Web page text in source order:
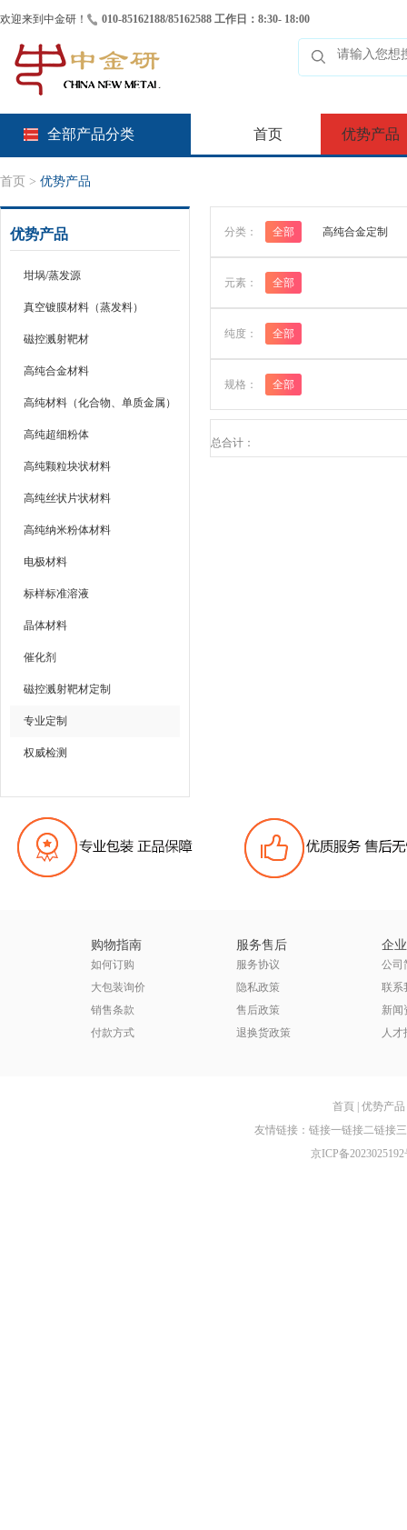
欢迎来到中金研！ 010-85162188/85162588 工作日：8:30- 18:00
全部产品分类 首页 优势产品
首页 > 优势产品
优势产品
坩埚/蒸发源
真空镀膜材料（蒸发料）
磁控溅射靶材
高纯合金材料
高纯材料（化合物、单质金属）
高纯超细粉体
高纯颗粒块状材料
高纯丝状片状材料
高纯纳米粉体材料
电极材料
标样标准溶液
晶体材料
催化剂
磁控溅射靶材定制
专业定制
权威检测
分类： 全部 高纯合金定制
元素： 全部
纯度： 全部
规格： 全部
总合计：
购物指南
如何订购
大包装询价
销售条款
付款方式
服务售后
服务协议
隐私政策
售后政策
退换货政策
企
公司
联系
新闻
人才
首頁 优势产品
友情链接： 链接一链接二链接三
京ICP备